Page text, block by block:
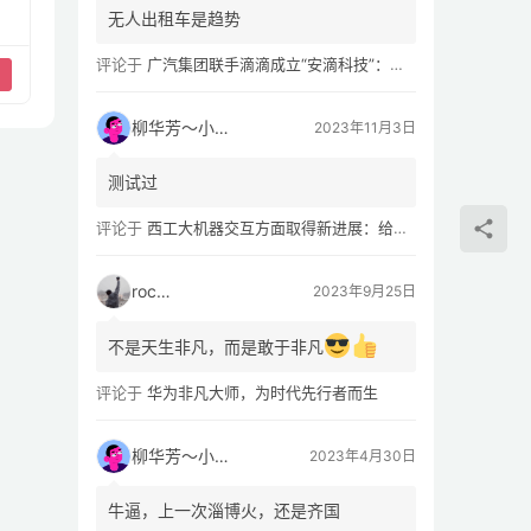
无人出租车是趋势
评论于 广汽集团联手滴滴成立“安滴科技”：加速 L4 级 Robotaxi 量产
柳华芳～小芳侠 2023年11月3日
测试过
评论于 西工大机器交互方面取得新进展：给无人机“装上大脑、建立群聊”
rocky 2023年9月25日
不是天生非凡，而是敢于非凡
评论于 华为非凡大师，为时代先行者而生
柳华芳～小芳侠 2023年4月30日
牛逼，上一次淄博火，还是齐国